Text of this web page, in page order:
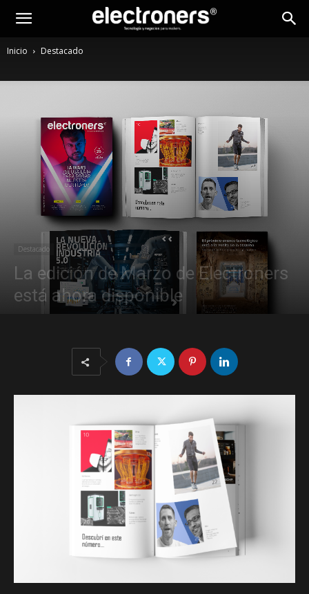
Inicio Destacado
Destacado
La edición de Marzo de Electroners
está ahora disponible